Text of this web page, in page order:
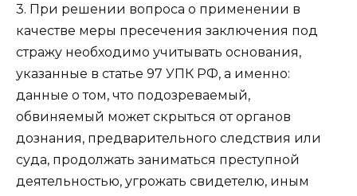
3. При решении вопроса о применении в
качестве меры пресечения заключения под
стражу необходимо учитывать основания,
указанные в статье 97 УПК РФ, а именно:
данные о том, что подозреваемый,
обвиняемый может скрыться от органов
дознания, предварительного следствия или
суда, продолжать заниматься преступной
деятельностью, угрожать свидетелю, иным